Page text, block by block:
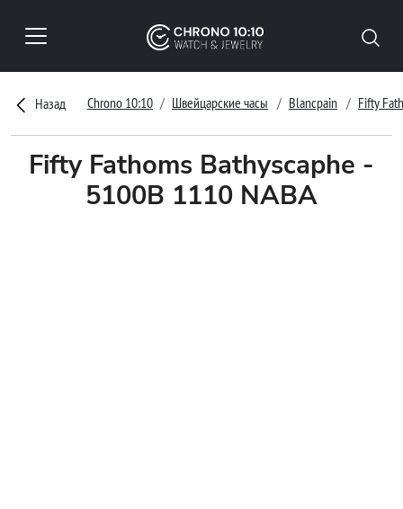
Назад Chrono 10:10 Швейцарские часы Blancpain Fifty
Fifty Fathoms Bathyscaphe -
5100B 1110 NABA